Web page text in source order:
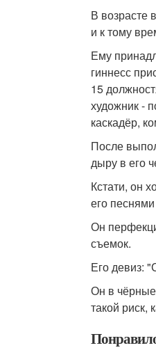
В возрасте
и к тому
Ему
гиннесс
15
художник -
каскадёр,
После
дыру в его
Кстати, он
его
Он
съемок.
Его девиз:
Он в
такой риск,